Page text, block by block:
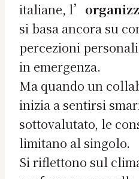
italiane, l’
si basa ancora su
percezioni
in emergenza.
Ma quando un
inizia a sentirsi
sottovalutato, le
limitano al singolo.
Si riflettono sul